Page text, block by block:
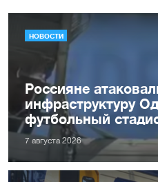
НОВОСТИ
Россияне
инфраструктуру
футбольный
7 августа 2026